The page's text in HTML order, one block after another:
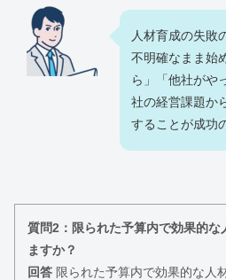
人材育成の失敗
不明確なまま始
ら」「他社がや
社の経営課題か
することが成功
質問2：限られた予算内で効果的な
ますか？
回答 限られた予算内で効果的な人